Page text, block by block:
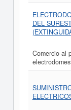
DEL
Comercio al